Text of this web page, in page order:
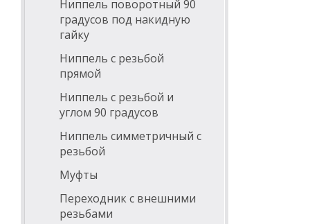
Ниппель поворотный 90
градусов под накидную
гайку
Ниппель с резьбой
прямой
Ниппель с резьбой и
углом 90 градусов
Ниппель симметричный с
резьбой
Муфты
Переходник с внешними
резьбами